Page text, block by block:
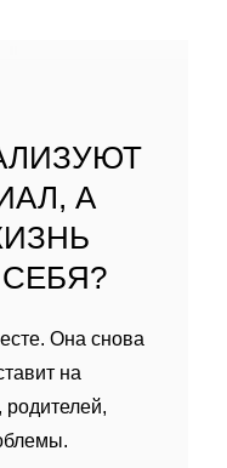
А
Она снова
на